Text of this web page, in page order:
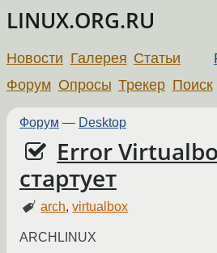
LINUX.ORG.RU
Новости Галерея Статьи
Форум Опросы Трекер Поиск
Форум — Desktop
Error
стартует
arch,virtualbox
ARCHLINUX